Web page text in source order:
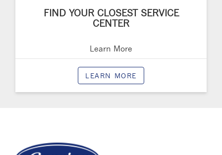
FIND YOUR CLOSEST SERVICE
CENTER
Learn More
LEARN MORE